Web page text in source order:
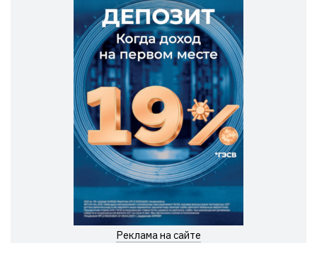
Реклама на сайте